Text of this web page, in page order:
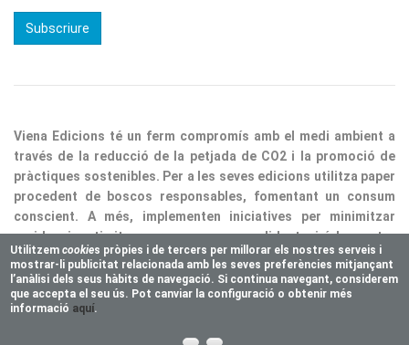
través de la reducció de la petjada de CO2 i la promoció de
pràctiques sostenibles. Per a les seves edicions utilitza paper
procedent de boscos responsables, fomentant un consum
conscient. A més, implementen iniciatives per minimitzar
residus i optimitzar processos, consolidant així la nostra
responsabilitat ecològica.
Copyright © 2025 Vienaeditorial.com. All rights reserved
Responsive theme, developed by easy&WEB
Utilitzemcookies pròpies i de tercers per millorar els nostres serveis i
mostrar-li publicitat relacionada amb les seves preferències mitjançant
l’anàlisi dels seus hàbits de navegació. Si continua navegant, considerem
que accepta el seu ús. Pot canviar la configuració o obtenir més
informació aquí.